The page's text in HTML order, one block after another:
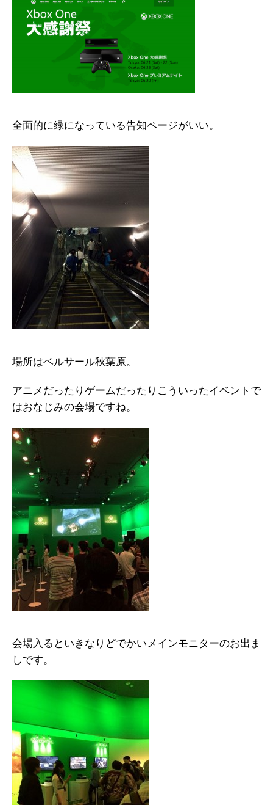
全面的に緑になっている告知ページがいい。
場所はベルサール秋葉原。
アニメだったりゲームだったりこういったイベントで
はおなじみの会場ですね。
会場入るといきなりどでかいメインモニターのお出ま
しです。